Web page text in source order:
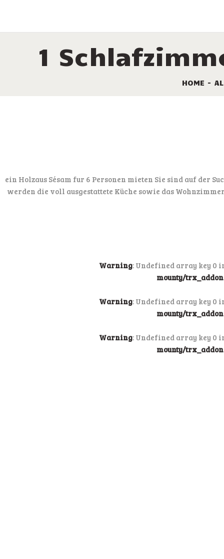
1
HOME
VERMIETUNG
DIE STELLPLÄTZE
KONTAKT
ein Holzaus Sésam fur 6 Personen mieten Sie sind auf der
werden die voll ausgestattete Küche sowie das
Warning: Undefined array key 0
mounty/
Warning: Undefined array key 0
mounty/
Warning: Undefined array key 0
mounty/